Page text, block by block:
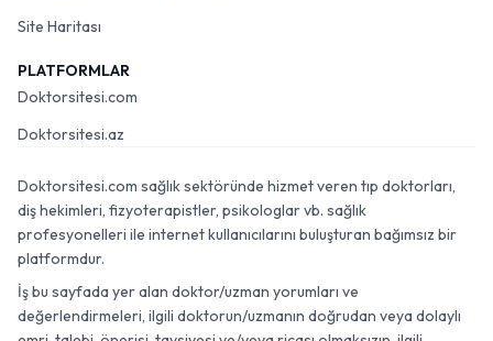
Site Haritası
PLATFORMLAR
Doktorsitesi.com
Doktorsitesi.az
Doktorsitesi.com sağlık sektöründe hizmet veren tıp doktorları,
diş hekimleri, fizyoterapistler, psikologlar vb. sağlık
profesyonelleri ile internet kullanıcılarını buluşturan bağımsız bir
platformdur.
İş bu sayfada yer alan doktor/uzman yorumları ve
değerlendirmeleri, ilgili doktorun/uzmanın doğrudan veya dolaylı